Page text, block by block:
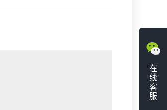
在
线
客
服